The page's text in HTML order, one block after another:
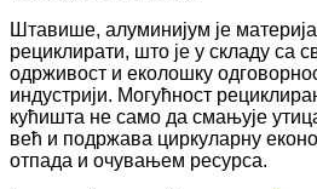
Штавише, алуминијум је
рециклирати, што је у складу са
одрживост и еколошку
индустрији. Могућност
кућишта не само да смањује
већ и подржава циркуларну
отпада и очувањем ресурса.